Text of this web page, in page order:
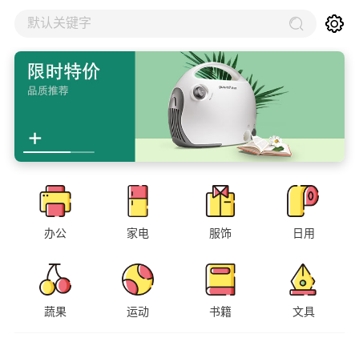
默认关键字
办公 家电 服饰 日用
蔬果 运动 书籍 文具